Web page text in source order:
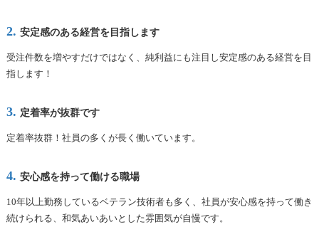
安定感のある経営を目指します
受注件数を増やすだけではなく、純利益にも注目し安定感のある経営を目
指します！
定着率が抜群です
定着率抜群！社員の多くが長く働いています。
安心感を持って働ける職場
10年以上勤務しているベテラン技術者も多く、社員が安心感を持って働き
続けられる、和気あいあいとした雰囲気が自慢です。